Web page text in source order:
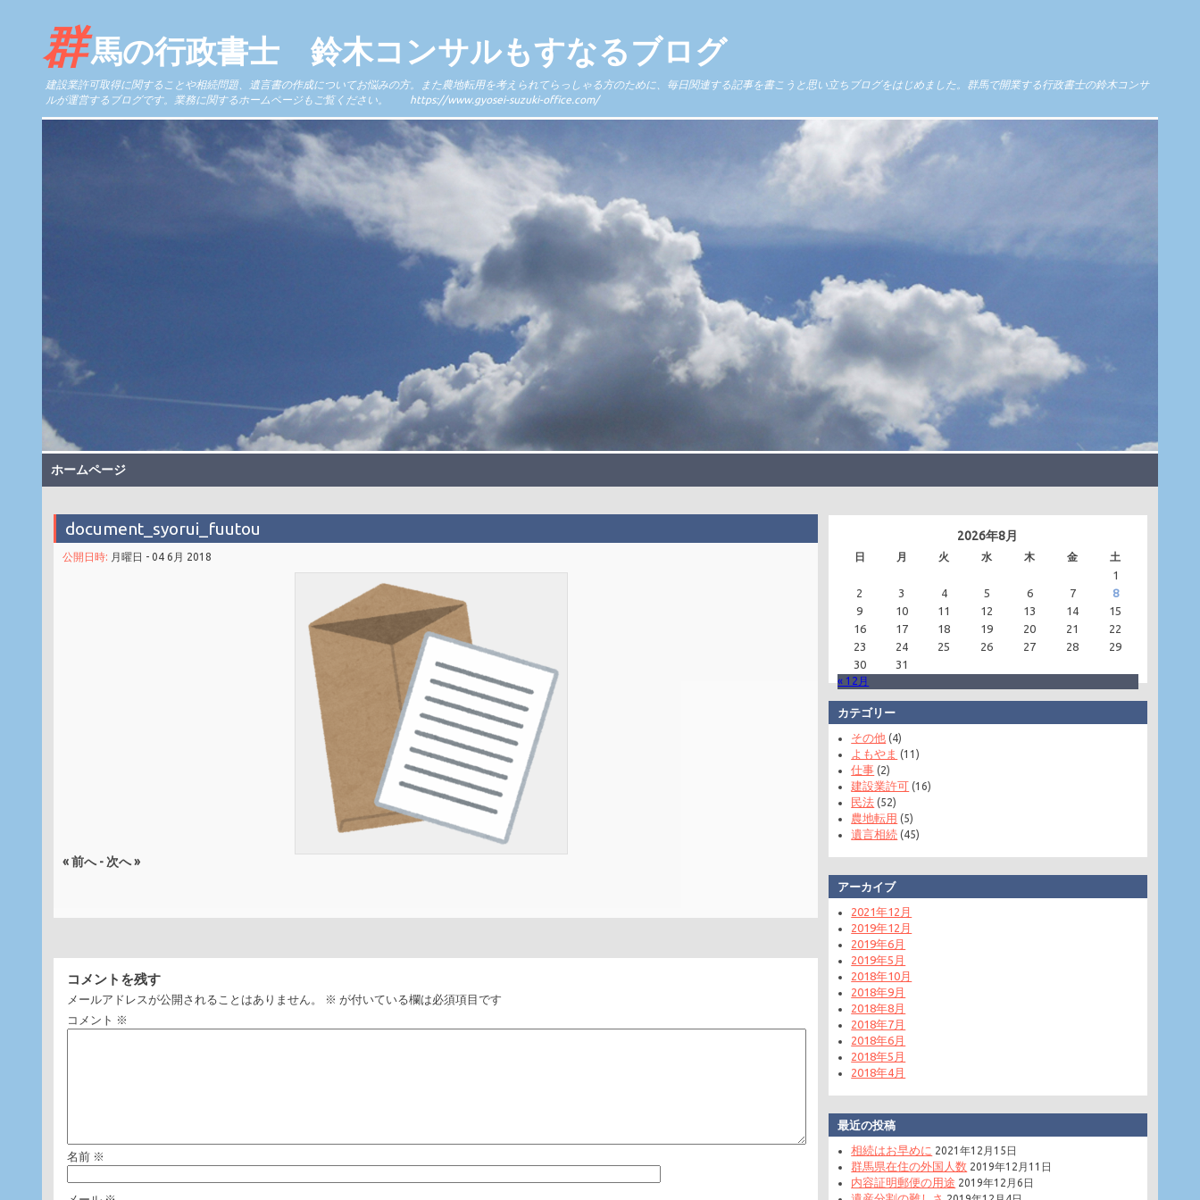
群馬の行政書士 鈴木コンサルもすなるブログ
建設業許可取得に関することや相続問題、遺言書の作成についてお悩みの方。また農地転用を考えられてらっしゃる方のために、毎日関連する記事を書こうと思い立ちブログをはじめました。群馬で開業する行政書士の鈴木コンサ
ルが運営するブログです。業務に関するホームページもご覧ください。 https://www.gyosei-suzuki-office.com/
ホームページ
document_syorui_fuutou
公開日時: 月曜日 - 04 6月 2018
« 前へ-次へ »
コメントを残す
メールアドレスが公開されることはありません。 ※ が付いている欄は必須項目です
コメント ※
名前 ※
2026年8月
日 月 火 水 木 金 土
1
2
3 4 5 6 7
8
9
10 11 12 13 14
15
16
17 18 19 20 21
22
23
24 25 26 27 28
29
30
31
« 12月
カテゴリー
その他 (4)
よもやま (11)
仕事 (2)
建設業許可 (16)
民法 (52)
農地転用 (5)
遺言相続 (45)
アーカイブ
2021年12月
2019年12月
2019年6月
2019年5月
2018年10月
2018年9月
2018年8月
2018年7月
2018年6月
2018年5月
2018年4月
最近の投稿
相続はお早めに 2021年12月15日
群馬県在住の外国人数 2019年12月11日
内容証明郵便の用途 2019年12月6日